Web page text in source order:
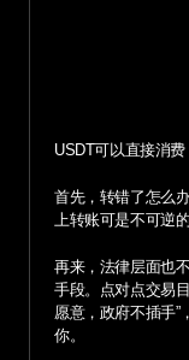
USDT可以直接消
首先，转错了怎么
上转账可是不可逆
再来，法律层面也
手段。点对点交易
愿意，政府不插手
你。